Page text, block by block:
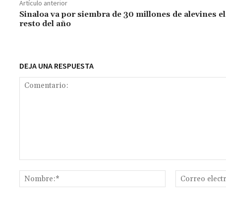
o
k
p
p
ge m Li ar
Artículo anterior
Sinaloa va por siembra de 30 millones de alevines el
resto del año
DEJA UNA RESPUESTA
Nombre:*